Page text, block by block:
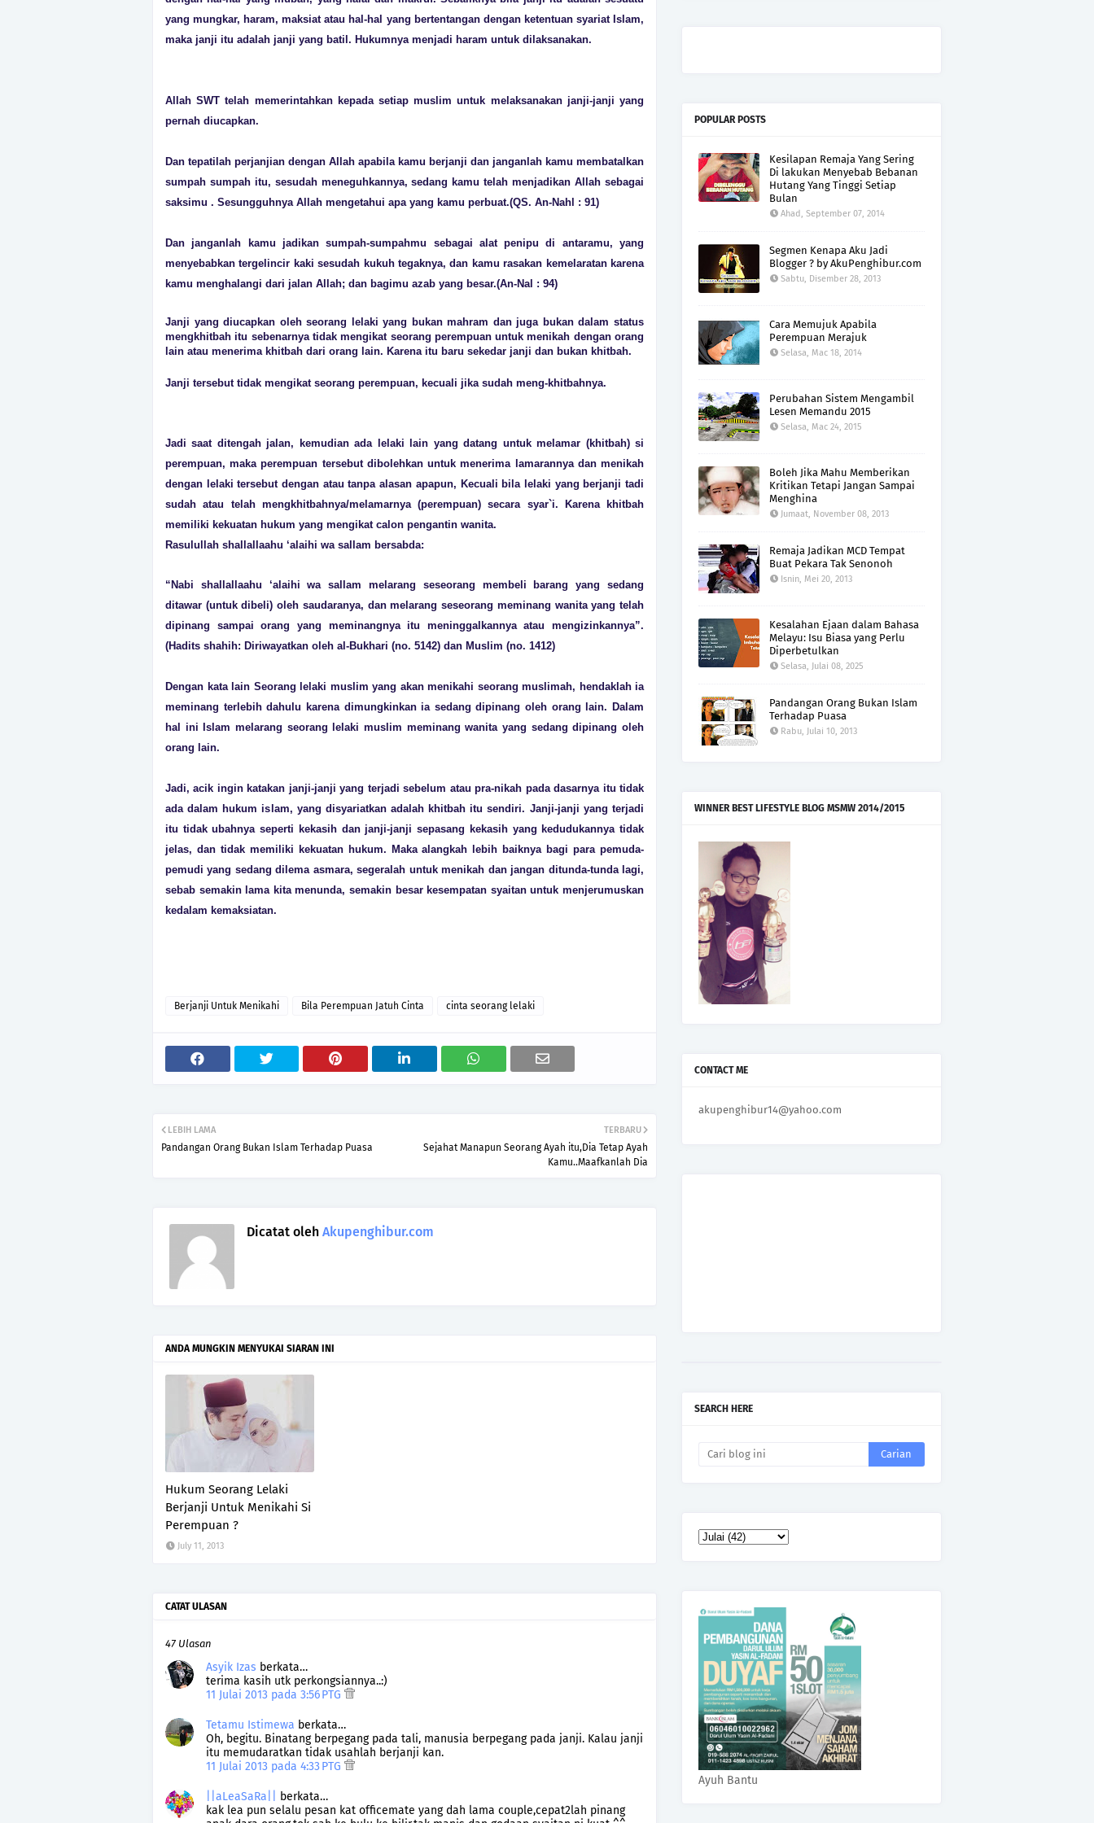
yang mungkar, haram, maksiat atau hal-hal yang bertentangan dengan ketentuan syariat Islam,
maka janji itu adalah janji yang batil. Hukumnya menjadi haram untuk dilaksanakan.
Allah SWT telah memerintahkan kepada setiap muslim untuk melaksanakan janji-janji yang
pernah diucapkan.
Dan tepatilah perjanjian dengan Allah apabila kamu berjanji dan janganlah kamu membatalkan
sumpah sumpah itu, sesudah meneguhkannya, sedang kamu telah menjadikan Allah sebagai
saksimu . Sesungguhnya Allah mengetahui apa yang kamu perbuat.(QS. An-Nahl : 91)
Dan janganlah kamu jadikan sumpah-sumpahmu sebagai alat penipu di antaramu, yang
menyebabkan tergelincir kaki sesudah kukuh tegaknya, dan kamu rasakan kemelaratan karena
kamu menghalangi dari jalan Allah; dan bagimu azab yang besar.(An-Nal : 94)
Janji yang diucapkan oleh seorang lelaki yang bukan mahram dan juga bukan dalam status
mengkhitbah itu sebenarnya tidak mengikat seorang perempuan untuk menikah dengan orang
lain atau menerima khitbah dari orang lain. Karena itu baru sekedar janji dan bukan khitbah.
Janji tersebut tidak mengikat seorang perempuan, kecuali jika sudah meng-khitbahnya.
Jadi saat ditengah jalan, kemudian ada lelaki lain yang datang untuk melamar (khitbah) si
perempuan, makaperempuan tersebut dibolehkan untuk menerima lamarannya dan menikah
dengan lelaki tersebut dengan atau tanpa alasan apapun, Kecuali bila lelaki yang berjanji tadi
sudah atau telah mengkhitbahnya/melamarnya (perempuan) secara syar`i. Karena khitbah
memiliki kekuatan hukum yang mengikat calon pengantin wanita.
Rasulullah shallallaahu ‘alaihi wa sallam bersabda:
“Nabi shallallaahu ‘alaihi wa sallam melarang seseorang membeli barang yang sedang
ditawar (untuk dibeli) oleh saudaranya, dan melarang seseorang meminang wanita yang telah
dipinang sampai orang yang meminangnya itu meninggalkannya atau mengizinkannya”.
(Hadits shahih: Diriwayatkan oleh al-Bukhari (no. 5142) dan Muslim (no. 1412)
Dengan kata lain Seorang lelaki muslim yang akan menikahi seorang muslimah, hendaklah ia
meminang terlebih dahulu karena dimungkinkan ia sedang dipinang oleh orang lain. Dalam
hal ini Islam melarang seorang lelaki muslim meminang wanita yang sedang dipinang oleh
orang lain.
Jadi, acik ingin katakan janji-janji yang terjadi sebelum atau pra-nikah pada dasarnya itu tidak
ada dalam hukum islam, yang disyariatkan adalah khitbah itu sendiri. Janji-janji yang terjadi
itu tidak ubahnya seperti kekasih dan janji-janji sepasang kekasih yang kedudukannya tidak
jelas, dan tidak memiliki kekuatan hukum. Maka alangkah lebih baiknya bagi para pemuda-
pemudi yang sedang dilema asmara, segeralah untuk menikah dan jangan ditunda-tunda lagi,
sebab semakin lama kita menunda, semakin besar kesempatan syaitan untuk menjerumuskan
kedalam kemaksiatan.
Berjanji Untuk Menikahi Bila Perempuan Jatuh Cinta cinta seorang lelaki
TERBARU
Sejahat Manapun Seorang Ayah itu,Dia Tetap Ayah
Kamu..Maafkanlah Dia
LEBIH LAMA
Pandangan Orang Bukan Islam Terhadap Puasa
Dicatat oleh Akupenghibur.com
ANDA MUNGKIN MENYUKAI SIARAN INI
Hukum Seorang Lelaki
Berjanji Untuk Menikahi Si
Perempuan ?
July 11, 2013
CATAT ULASAN
47 Ulasan
Asyik Izas berkata…
terima kasih utk perkongsiannya..:)
11 Julai 2013 pada 3:56 PTG
Tetamu Istimewa berkata…
Oh, begitu. Binatang berpegang pada tali, manusia berpegang pada janji. Kalau janji
itu memudaratkan tidak usahlah berjanji kan.
11 Julai 2013 pada 4:33 PTG
||aLeaSaRa||
berkata…
kak lea pun selalu pesan kat officemate yang dah lama couple,cepat2lah pinang
POPULAR POSTS
Kesilapan Remaja Yang Sering
Di lakukan Menyebab Bebanan
Hutang Yang Tinggi Setiap
Bulan
Ahad, September 07, 2014
Segmen Kenapa Aku Jadi
Blogger ? by AkuPenghibur.com
Sabtu, Disember 28, 2013
Cara Memujuk Apabila
Perempuan Merajuk
Selasa, Mac 18, 2014
Perubahan Sistem Mengambil
Lesen Memandu 2015
Selasa, Mac 24, 2015
Boleh Jika Mahu Memberikan
Kritikan Tetapi Jangan Sampai
Menghina
Jumaat, November 08, 2013
Remaja Jadikan MCD Tempat
Buat Pekara Tak Senonoh
Isnin, Mei 20, 2013
Kesalahan Ejaan dalam Bahasa
Melayu: Isu Biasa yang Perlu
Diperbetulkan
Selasa, Julai 08, 2025
Pandangan Orang Bukan Islam
Terhadap Puasa
Rabu, Julai 10, 2013
WINNER BEST LIFESTYLE BLOG MSMW 2014/2015
CONTACT ME
akupenghibur14@yahoo.com
SEARCH HERE
Ayuh Bantu